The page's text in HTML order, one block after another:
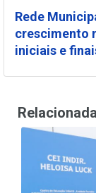
Rede
crescimento
iniciais e